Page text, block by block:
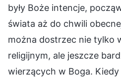
były Boże intencje,
świata aż do chwili
można dostrzec nie tylko
religijnym, ale jeszcze
wierzących w Boga.